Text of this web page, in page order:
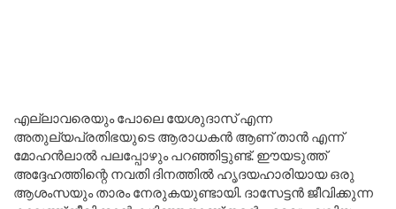
എല്ലാവരെയും പോലെ യേശുദാസ് എന്ന
അതുല്യപ്രതിഭയുടെ ആരാധകൻ ആണ് താൻ എന്ന്
മോഹൻലാൽ പലപ്പോഴും പറഞ്ഞിട്ടുണ്ട്. ഈയടുത്ത്
അദ്ദേഹത്തിന്റെ നവതി ദിനത്തിൽ ഹൃദയഹാരിയായ ഒരു
ആശംസയും താരം നേരുകയുണ്ടായി. ദാസേട്ടൻ ജീവിക്കുന്ന